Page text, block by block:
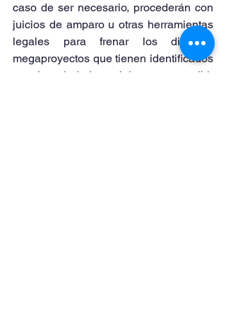
caso de ser necesario, procederán con
juicios de amparo u otras herramientas
legales para frenar los diversos
megaproyectos que tienen identificados
en la ciudad, próximos a recibir